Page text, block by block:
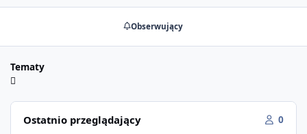
Obserwujący
Tematy
Ostatnio przeglądający 0